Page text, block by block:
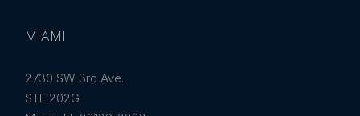
MIAMI
2730 SW 3rd Ave.
STE 202G